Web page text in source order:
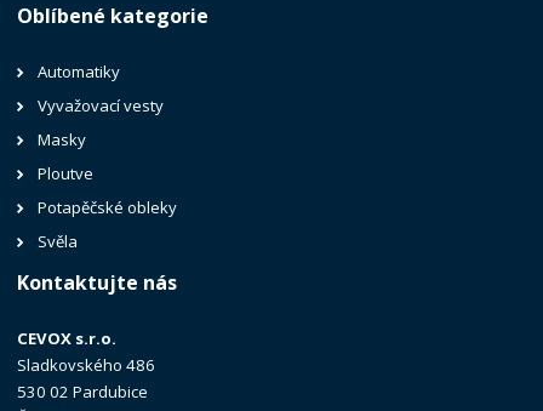
Oblíbené kategorie
Automatiky
Vyvažovací vesty
Masky
Ploutve
Potapěčské obleky
Svěla
Kontaktujte nás
CEVOX s.r.o.
Sladkovského 486
530 02 Pardubice